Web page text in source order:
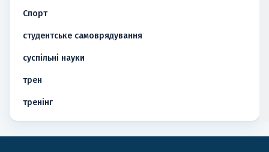
Спорт
студентське самоврядування
суспільні науки
трен
тренінг